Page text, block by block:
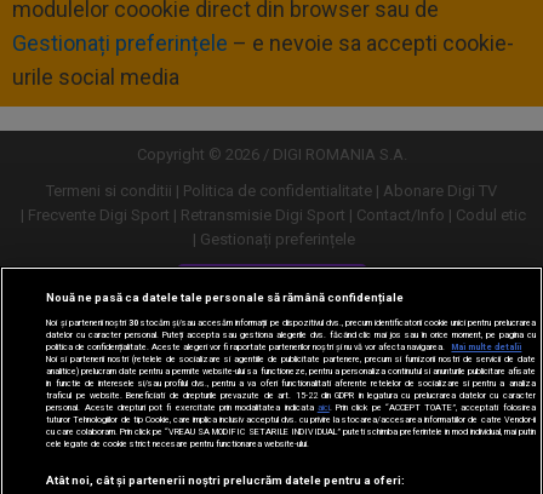
modulelor coookie direct din browser sau de
Gestionați preferințele – e nevoie sa accepti cookie-
urile social media
Copyright © 2026 / DIGI ROMANIA S.A.
Termeni si conditii
Politica de confidentialitate
Abonare Digi TV
Frecvente Digi Sport
Retransmisie Digi Sport Contact/Info
Codul etic
Gestionați preferințele
Versiune desktop
Nouă ne pasă ca datele tale personale să rămână confidențiale
Noi și partenerii noștri30stocăm și/sau accesăm informații pe dispozitivul dvs., precum identificatorii cookie unici pentru prelucrarea
datelor cu caracter personal. Puteți accepta sau gestiona alegerile dvs. făcând clic mai jos sau în orice moment, pe pagina cu
politica de confidențialitate. Aceste alegeri vor fi raportate partenerilor noștri și nu vă vor afecta navigarea.
Mai multe detalii
Noi si partenerii nostri (retelele de socializare si agentiile de publicitate partenere, precum si furnizorii nostri de servicii de date
analitice) prelucram date pentru a permite website-ului sa functioneze, pentru a personaliza continutul si anunturile publicitare afisate
in functie de interesele si/sau profilul dvs., pentru a va oferi functionalitati aferente retelelor de socializare si pentru a analiza
traficul pe website. Beneficiati de drepturile prevazute de art. 15-22 din GDPR in legatura cu prelucrarea datelor cu caracter
personal. Aceste drepturi pot fi exercitate prin modalitatea indicata aici. Prin click pe “ACCEPT TOATE”, acceptati folosirea
tuturor Tehnologiilor de tip Cookie, care implica inclusiv acceptul dvs. cu privire la stocarea/accesarea informatiilor de catre Vendor-ii
cu care colaboram. Prin click pe “VREAU SA MODIFIC SETARILE INDIVIDUAL” puteti schimba preferintele in mod individual, mai putin
cele legate de cookie strict necesare pentru functionarea website-ului.
Atât noi, cât și partenerii noștri prelucrăm datele pentru a oferi: